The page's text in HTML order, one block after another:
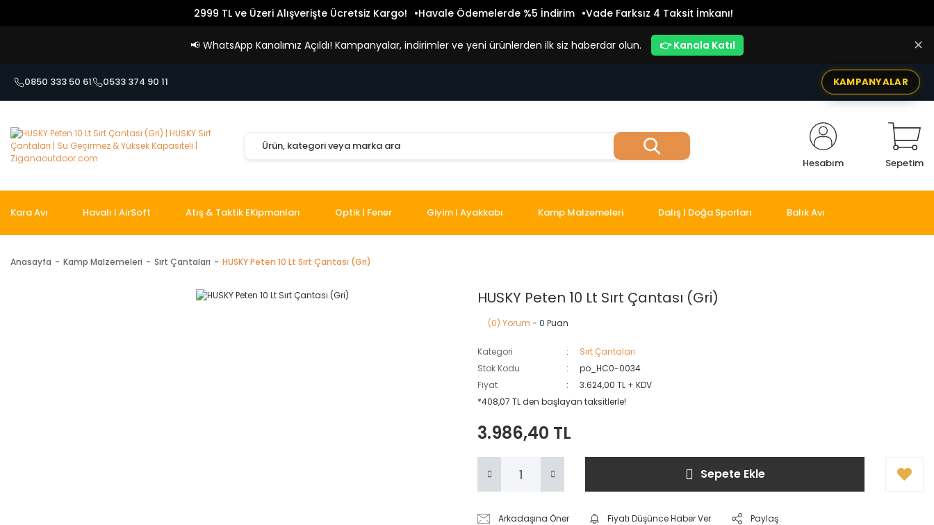
2999 TL ve Üzeri Alışverişte Ücretsiz Kargo! Havale Ödemelerde %5 İndirim Vade Farksız 4 Taksit İmkanı!
📢 WhatsApp Kanalımız Açıldı! Kampanyalar, indirimler ve yeni ürünlerden ilk siz haberdar olun. 👉 Kanala Katıl ✕
0850 333 50 61 0533 374 90 11 KAMPANYALAR
Hesabım Sepetim
Kara Avı Havalı I AirSoft Atış & Taktik EKipmanları Optik | Fener Giyim I Ayakkabı Kamp Malzemeleri Dalış | Doğa Sporları Balık Avı
Anasayfa Kamp Malzemeleri Sırt Çantaları HUSKY Peten 10 Lt Sırt Çantası (Gri)
HUSKY Peten 10 Lt Sırt Çantası (Gri)
(0) Yorum - 0 Puan
Kategori
Sırt Çantaları
Stok Kodu
po_HC0-0034
Fiyat
3.624,00 TL + KDV
*408,07 TL den başlayan taksitlerle!
3.986,40 TL
Sepete Ekle
Arkadaşına Öner Fiyatı Düşünce Haber Ver Paylaş